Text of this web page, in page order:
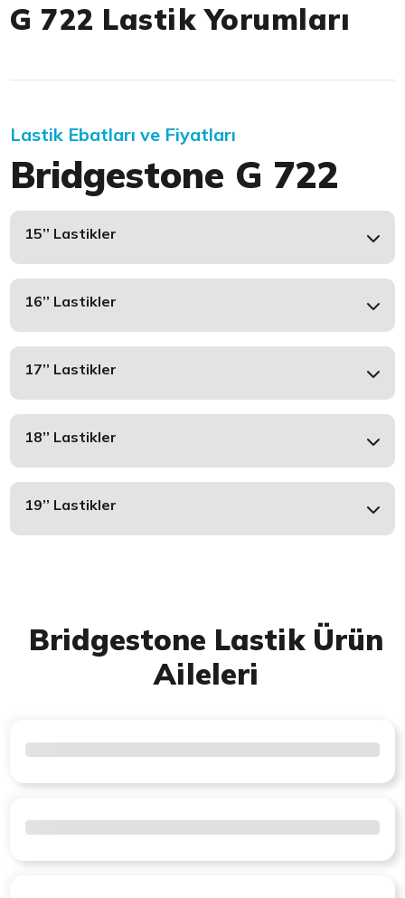
G 722 Lastik Yorumları
Lastik Ebatları ve Fiyatları
Bridgestone G 722
15’’ Lastikler
16’’ Lastikler
17’’ Lastikler
18’’ Lastikler
19’’ Lastikler
Bridgestone Lastik Ürün
Aileleri